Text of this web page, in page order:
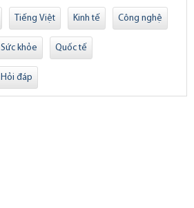
Tiếng Việt Kinh tế Công nghệ
Sức khỏe Quốc tế
Hỏi đáp